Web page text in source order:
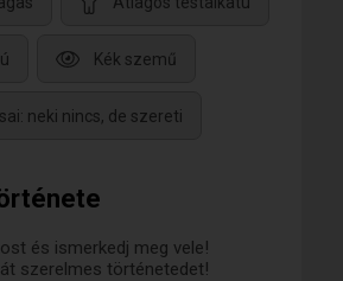
és ismerkedj meg vele!
szerelmes történetedet!
Kék szemű
neki nincs, de szereti